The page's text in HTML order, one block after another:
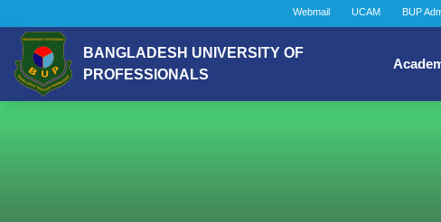
Webmail UCAM BUP
BANGLADESH UNIVERSITY OF
PROFESSIONALS